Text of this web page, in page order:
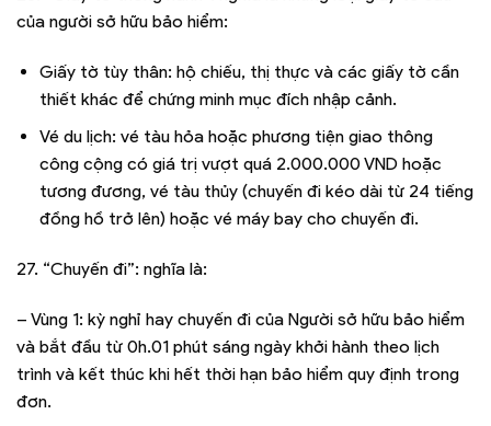
của người sở hữu bảo hiểm:
Giấy tờ tùy thân: hộ chiếu, thị thực và các giấy tờ cần
thiết khác để chứng minh mục đích nhập cảnh.
Vé du lịch: vé tàu hỏa hoặc phương tiện giao thông
công cộng có giá trị vượt quá 2.000.000 VND hoặc
tương đương, vé tàu thủy (chuyến đi kéo dài từ 24 tiếng
đồng hồ trở lên) hoặc vé máy bay cho chuyến đi.
27. “Chuyến đi”: nghĩa là:
– Vùng 1: kỳ nghỉ hay chuyến đi của Người sở hữu bảo hiểm
và bắt đầu từ 0h.01 phút sáng ngày khởi hành theo lịch
trình và kết thúc khi hết thời hạn bảo hiểm quy định trong
đơn.